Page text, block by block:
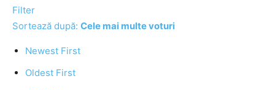
Filter
Sortează după: Cele mai multe voturi
Newest First
Oldest First